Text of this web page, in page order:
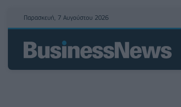
Παρασκευή, 7 Αυγούστου 2026